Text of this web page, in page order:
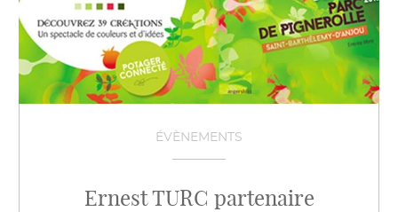
ÉVÈNEMENTS
Ernest TURC partenaire